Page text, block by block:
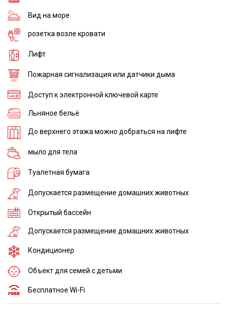
Вид на море
розетка возле кровати
Лифт
Пожарная сигнализация или датчики дыма
Доступ к электронной ключевой карте
Льняное бельё
До верхнего этажа можно добраться на лифте
мыло для тела
Туалетная бумага
Допускается размещение домашних животных
Открытый бассейн
Допускается размещение домашних животных
Кондиционер
Объект для семей с детьми
Бесплатное Wi-Fi